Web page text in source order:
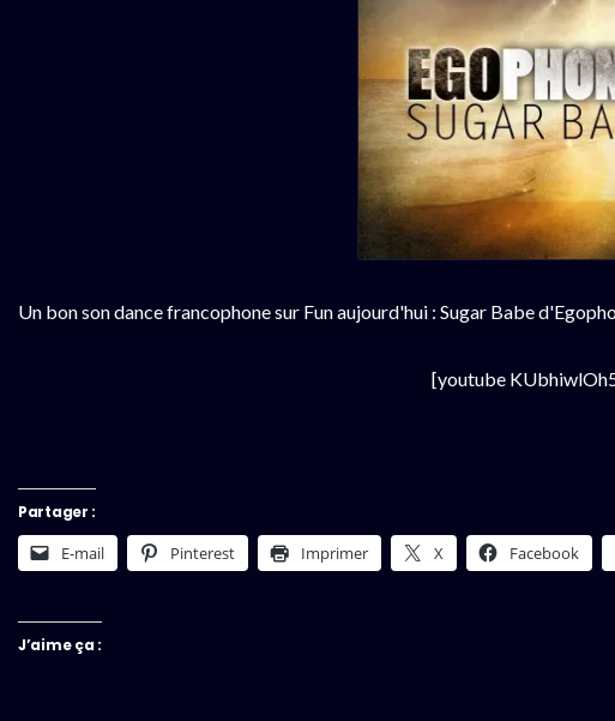
Un bon son dance francophone sur Fun aujourd'hui : Sugar Babe
[youtube
Partager :
E-mail Pinterest Imprimer X Facebook
J’aime ça :